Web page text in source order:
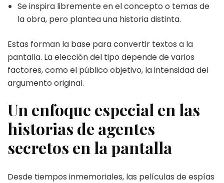
Se inspira libremente en el concepto o temas de
la obra, pero plantea una historia distinta.
Estas forman la base para convertir textos a la
pantalla. La elección del tipo depende de varios
factores, como el público objetivo, la intensidad del
argumento original.
Un enfoque especial en las
historias de agentes
secretos en la pantalla
Desde tiempos inmemoriales, las películas de espías